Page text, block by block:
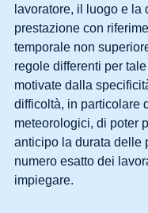
lavoratore, il luogo e la
prestazione con
temporale non
regole differenti per
motivate dalla
difficoltà, in particolare
meteorologici, di poter
anticipo la durata delle
numero esatto dei
impiegare.